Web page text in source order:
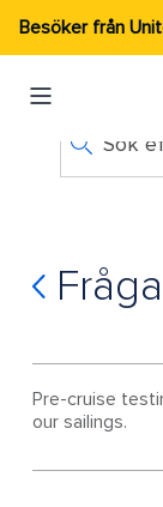
Besöker från
Sök
Fråga
Pre-cruise
our sailings.